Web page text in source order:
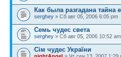
Как была разгадана тайна
serghey » Сб авг 05, 2006 6:05 pm
Семь чудес света
serghey » Сб авг 05, 2006 10:52 am
Сім чудес України
nightAngel » Чт сен 13, 2007 1:29